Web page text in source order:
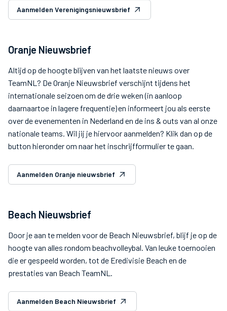
Aanmelden Verenigingsnieuwsbrief
Oranje Nieuwsbrief
Altijd op de hoogte blijven van het laatste nieuws over
TeamNL? De Oranje Nieuwsbrief verschijnt tijdens het
internationale seizoen om de drie weken (in aanloop
daarnaartoe in lagere frequentie) en informeert jou als eerste
over de evenementen in Nederland en de ins & outs van al onze
nationale teams. Wil jij je hiervoor aanmelden? Klik dan op de
button hieronder om naar het inschrijfformulier te gaan.
Aanmelden Oranje nieuwsbrief
Beach Nieuwsbrief
Door je aan te melden voor de Beach Nieuwsbrief, blijf je op de
hoogte van alles rondom beachvolleybal. Van leuke toernooien
die er gespeeld worden, tot de Eredivisie Beach en de
prestaties van Beach TeamNL.
Aanmelden Beach Nieuwsbrief